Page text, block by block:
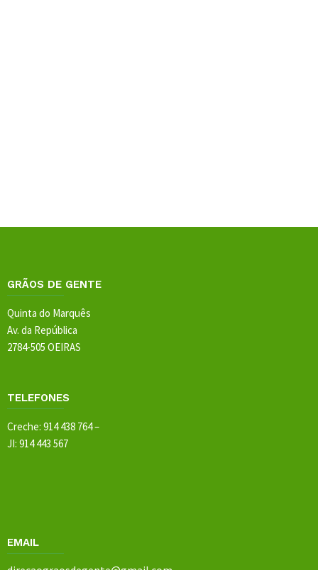
GRÃOS DE GENTE
Quinta do Marquês
Av. da República
2784-505 OEIRAS
TELEFONES
Creche: 914 438 764 –
JI: 914 443 567
EMAIL